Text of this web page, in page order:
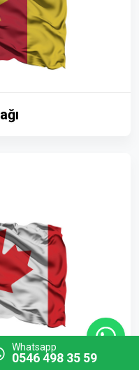
Whatsapp
0546 498 35 59